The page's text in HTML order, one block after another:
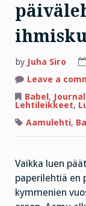
by Juha Siro
Leave a
Babel,
Lehtileikkeet,
Aamulehti,
Vaikka luen
paperilehtiä en
kymmenien